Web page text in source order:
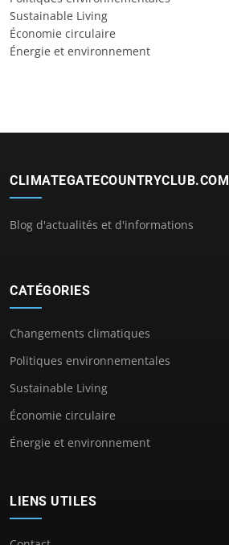
Sustainable Living
Économie circulaire
Énergie et environnement
CLIMATEGATECOUNTRYCLUB.COM
Blog d'actualités et d'informations
CATÉGORIES
Changements climatiques
Politiques environnementales
Sustainable Living
Économie circulaire
Énergie et environnement
LIENS UTILES